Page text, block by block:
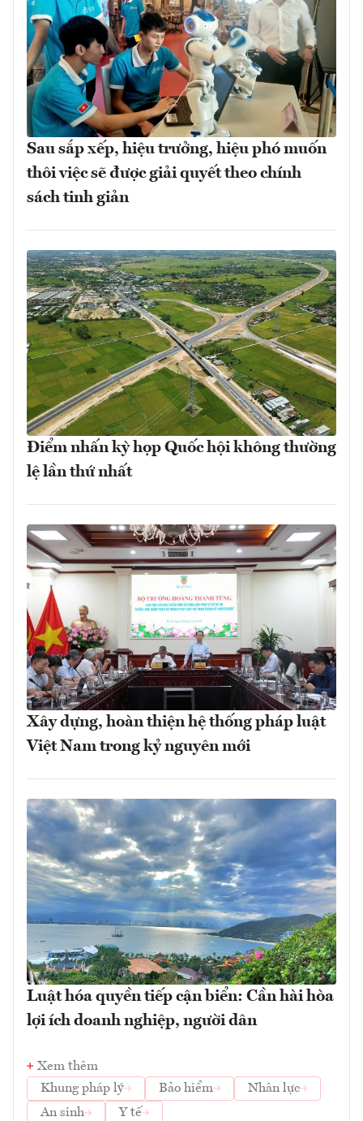
Sau sắp xếp, hiệu trưởng, hiệu phó muốn
thôi việc sẽ được giải quyết theo chính
sách tinh giản
Điểm nhấn kỳ họp Quốc hội không thường
lệ lần thứ nhất
Xây dựng, hoàn thiện hệ thống pháp luật
Việt Nam trong kỷ nguyên mới
Luật hóa quyền tiếp cận biển: Cần hài hòa
lợi ích doanh nghiệp, người dân
Xem thêm
Khung pháp lý
Bảo hiểm
Nhân lực
An sinh
Y tế